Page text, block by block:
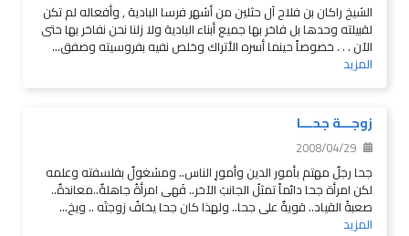
الشيخ راكان بن فلاح آل حثلين من أشهر فرسا البادية , وأفعاله لم تكن
لقبيلته وحدها بل فاخر بها جميع أبناء البادية ولا زلنا نحن نفاخر بها حتى
الآن . . . خصوصاً حينما أسره الأتراك وخلص نفيه بفروسيته وصفق...
المزيد
زوجـــة جحـــا
2008/04/29
جحا رجلٌ مهتم بأمور الدين وأمورِ الناس.. ومشغولٌ بفلسفته وعلمه
لكن امرأة جحا دائماً تمثلُ الجانبَ الآخر.. فَهى امرأةُ جاهلةٌ..معاندةٌ..
صعبةُ القياد.. قويةٌ على جحا.. ولهذا كان جحا يخافُ زوجتَه .. ويخ...
المزيد